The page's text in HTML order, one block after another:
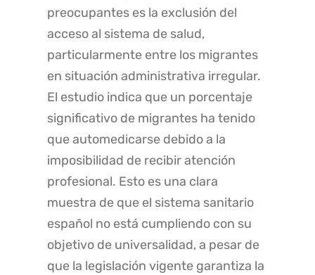
preocupantes es la exclusión del
acceso al sistema de salud,
particularmente entre los migrantes
en situación administrativa irregular.
El estudio indica que un porcentaje
significativo de migrantes ha tenido
que automedicarse debido a la
imposibilidad de recibir atención
profesional. Esto es una clara
muestra de que el sistema sanitario
español no está cumpliendo con su
objetivo de universalidad, a pesar de
que la legislación vigente garantiza la